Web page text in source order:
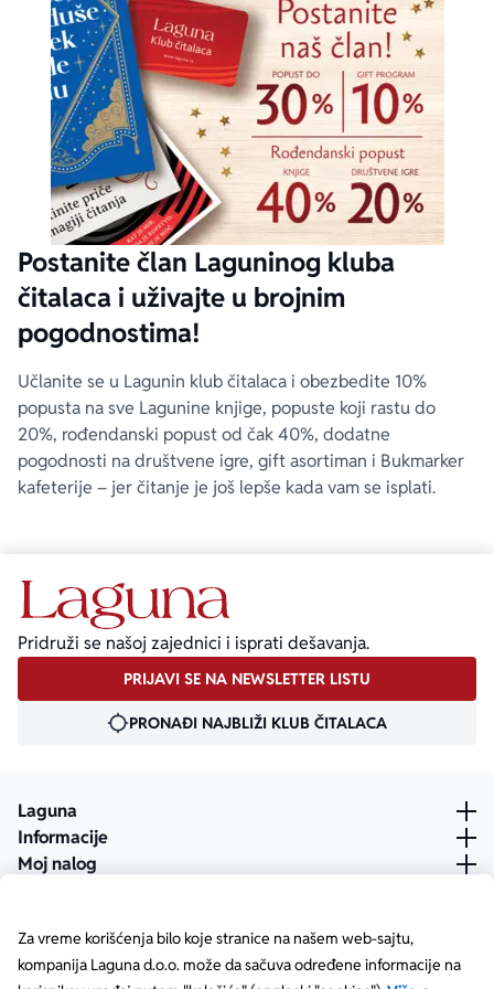
Za vreme korišćenja bilo koje stranice na našem web-sajtu,
kompanija Laguna d.o.o. može da sačuva određene informacije na
Postanite član Laguninog kluba
čitalaca i uživajte u brojnim
pogodnostima!
Učlanite se u Lagunin klub čitalaca i obezbedite 10%
popusta na sve Lagunine knjige, popuste koji rastu do
20%, rođendanski popust od čak 40%, dodatne
pogodnosti na društvene igre, gift asortiman i Bukmarker
kafeterije – jer čitanje je još lepše kada vam se isplati.
Pridruži se našoj zajednici i isprati dešavanja.
PRIJAVI SE NA NEWSLETTER LISTU
PRONAĐI NAJBLIŽI KLUB ČITALACA
Laguna
Informacije
Moj nalog